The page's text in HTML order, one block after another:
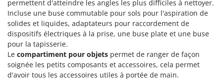
Machines sous vide
Motobineuses
Motoculteurs
Motofaucheuses
Motopompes pour irrigation
FARMER
FBC
Ferrari Group
Ferroni
Ferrua
permettent d'atteindre les angles les plus difficiles à nettoyer.
Incluse une buse commutable pour sols pour l'aspiration de
solides et liquides, adaptateurs pour raccordement de
dispositifs électriques à la prise, une buse plate et une buse
pour la tapisserie.
Le compartiment pour objets permet de ranger de façon
soignée les petits composants et accessoires, cela permet
d'avoir tous les accessoires utiles à portée de main.